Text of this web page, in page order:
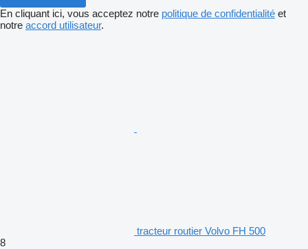
En cliquant ici, vous acceptez notre politique de confidentialité et
notre accord utilisateur.
tracteur routier Volvo FH 500
8